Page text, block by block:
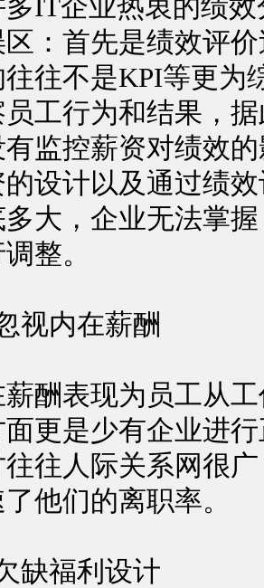
IT企业热衷的绩
：首先是绩效评
往不是KPI等更为
工行为和结果，
有监控薪资对绩效
的设计以及通过绩
大，企业无法掌
整。
内在薪酬
表现为员工从工
面更是少有企业进
往人际关系网很
他们的离职率。
福利设计